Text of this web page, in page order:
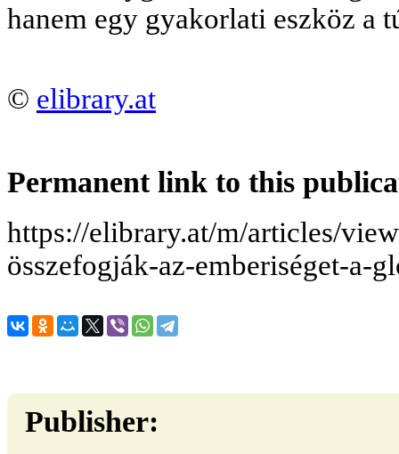
hanem egy gyakorlati eszköz a
© elibrary.at
Permanent link to this
https://elibrary.at/m/articles/
összefogják-az-emberiséget-a-
Publisher: